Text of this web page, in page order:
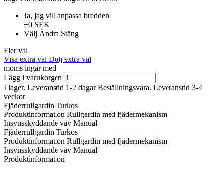
Ja, jag vill anpassa bredden
+0 SEK
Välj Ändra Stäng
Fler val
Visa extra val Dölj extra val
moms ingår med
Lägg i varukorgen
I lager. Leveranstid 1-2 dagar Beställningsvara. Leveranstid 3-4
veckor
Fjäderrullgardin Turkos
Produktinformation Rullgardin med fjädermekanism
Insynsskyddande väv Manual
Fjäderrullgardin Turkos
Produktinformation Rullgardin med fjädermekanism
Insynsskyddande väv Manual
Produktinformation